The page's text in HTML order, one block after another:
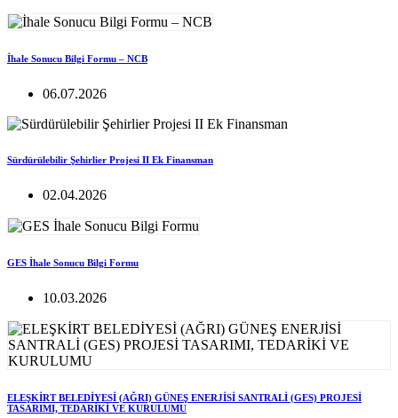
İhale Sonucu Bilgi Formu – NCB
06.07.2026
Sürdürülebilir Şehirlier Projesi II Ek Finansman
02.04.2026
GES İhale Sonucu Bilgi Formu
10.03.2026
ELEŞKİRT BELEDİYESİ (AĞRI) GÜNEŞ ENERJİSİ SANTRALİ (GES) PROJESİ
TASARIMI, TEDARİKİ VE KURULUMU